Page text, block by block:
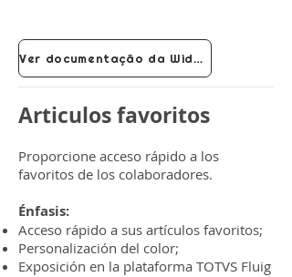
Ver documentação da Widget
Articulos favoritos
Proporcione acceso rápido a los
favoritos de los colaboradores.
Énfasis:
Acceso rápido a sus artículos favoritos;
Personalización del color;
Exposición en la plataforma TOTVS Fluig